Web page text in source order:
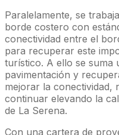
Paralelamente, se
borde costero con
conectividad entre el
para recuperar este
turístico. A ello se suma
pavimentación y
mejorar la conectividad,
continuar elevando la
de La Serena.
Con una cartera de